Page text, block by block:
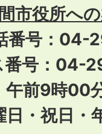
市役所へ
番号：04-
番号：04-
午前9時00
日・祝日